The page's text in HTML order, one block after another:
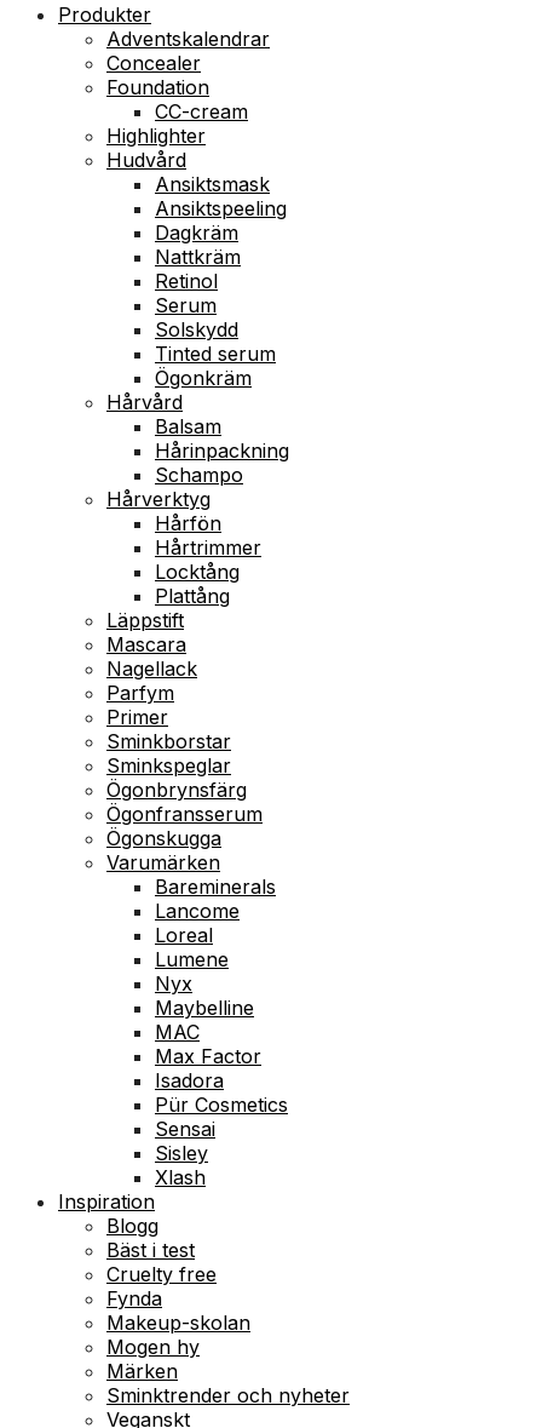
Produkter
Adventskalendrar
Concealer
Foundation
CC-cream
Highlighter
Hudvård
Ansiktsmask
Ansiktspeeling
Dagkräm
Nattkräm
Retinol
Serum
Solskydd
Tinted serum
Ögonkräm
Hårvård
Balsam
Hårinpackning
Schampo
Hårverktyg
Hårfön
Hårtrimmer
Locktång
Plattång
Läppstift
Mascara
Nagellack
Parfym
Primer
Sminkborstar
Sminkspeglar
Ögonbrynsfärg
Ögonfransserum
Ögonskugga
Varumärken
Bareminerals
Lancome
Loreal
Lumene
Nyx
Maybelline
MAC
Max Factor
Isadora
Pür Cosmetics
Sensai
Sisley
Xlash
Inspiration
Blogg
Bäst i test
Cruelty free
Fynda
Makeup-skolan
Mogen hy
Märken
Sminktrender och nyheter
Veganskt